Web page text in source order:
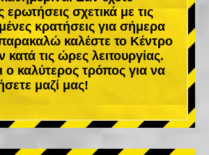
ερωτήσεις σχετικά με τις
κρατήσεις για σήμερα
καλέστε το Κέντρο
τις ώρες λειτουργίας.
ο καλύτερος τρόπος για να
μαζί μας!